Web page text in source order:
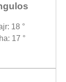
18 °
17 °